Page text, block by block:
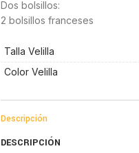
Dos bolsillos:
2 bolsillos franceses
Talla Velilla
Color Velilla
Descripción
DESCRIPCIÓN